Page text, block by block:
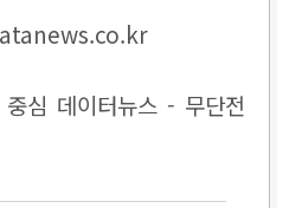
심 데이터뉴스 - 무단전